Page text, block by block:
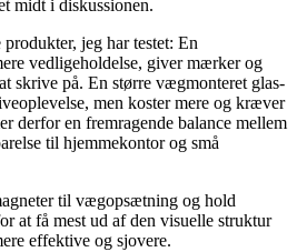
midt i diskussionen.
jeg har testet: En
vedligeholdelse, giver mærker og
skrive på. En større vægmonteret glas-
men koster mere og kræver
derfor en fremragende balance mellem
til hjemmekontor og små
til vægopsætning og hold
at få mest ud af den visuelle struktur
effektive og sjovere.